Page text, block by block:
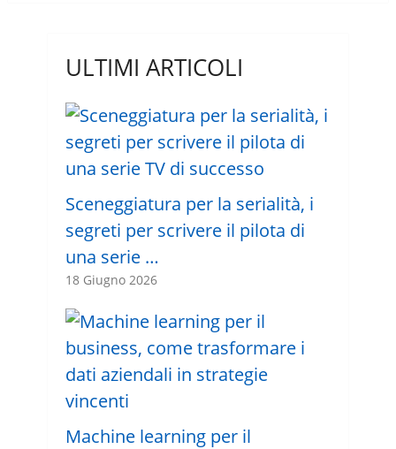
ULTIMI ARTICOLI
Sceneggiatura per la serialità, i
segreti per scrivere il pilota di
una serie …
18 Giugno 2026
Machine learning per il